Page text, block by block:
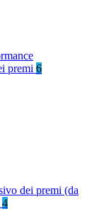
premi 6
dei premi (da
4